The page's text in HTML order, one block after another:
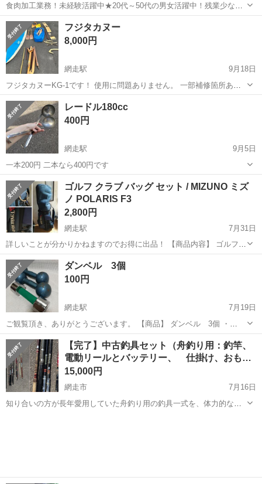
食肉加工業務！未経験活躍中★20代～50代の男女活躍中！残業少なめ
◎最寄り駅から徒歩11分★日払いOK！車・バイク・自転車通勤可◎工
場敷地内に無料駐車場完備★作業着無償貸与◎《北海道網走市》 人気
の工場のお仕事 ◇食肉の加...
北海道 網走市 藻琴駅
フジタカヌー
8,000円
網走駅
9月18日
フジタカヌーKG-1です！ 使用に問題ありません。 一部補修箇所あ
り。
北海道 網走市 網走駅
レードル180cc
400円
網走駅
9月5日
一本200円 二本なら400円です
北海道 網走市 網走駅 ゴルフ レードル
ゴルフ クラブ バッグ セット / MIZUNO ミズ
ノ POLARIS F3
2,800円
網走駅
7月31日
詳しいことが分かりかねますのでお得に出品！ 【商品内容】 ゴルフク
ラブ バッグセット MIZUNO ミズノ POLARIS F3 アイアン他 【状態】
・中古 / 現状品 ・使用に伴うキズや汚れがございます （個人の主観...
北海道 網走市 網走駅 ゴルフ
ダンベル 3個
100円
網走駅
7月19日
ご観覧頂き、ありがとうございます。 【商品】 ダンベル 3個 ・
3kg 2個 ・2kg 1個 【状態】 中古品 使用に伴うキズや汚れ等はご
ざいます。 ご理解お願い致します。 ☆お問い合わせ・コメントについ
て☆ いただ...
北海道 網走市 網走駅 フィットネス、トレーニング
ダンベル
【完了】中古釣具セット（舟釣り用：釣竿、
電動リールとバッテリー、 仕掛け、おも…
15,000円
網走市
7月16日
知り合いの方が長年愛用していた舟釣り用の釣具一式を、体力的な理